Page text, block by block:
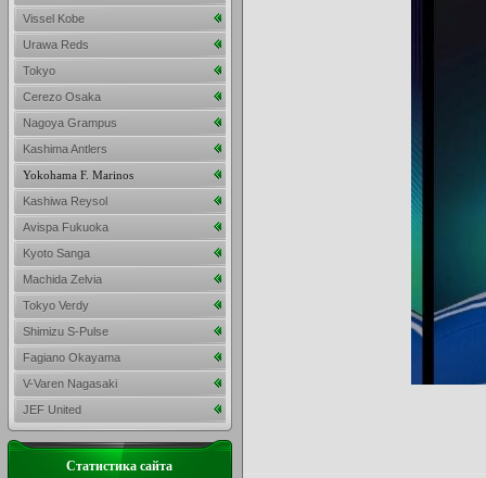
Vissel Kobe
Urawa Reds
Tokyo
Cerezo Osaka
Nagoya Grampus
Kashima Antlers
Yokohama F. Marinos
Kashiwa Reysol
Avispa Fukuoka
Kyoto Sanga
Machida Zelvia
Tokyo Verdy
Shimizu S-Pulse
Fagiano Okayama
V-Varen Nagasaki
JEF United
Статистика сайта